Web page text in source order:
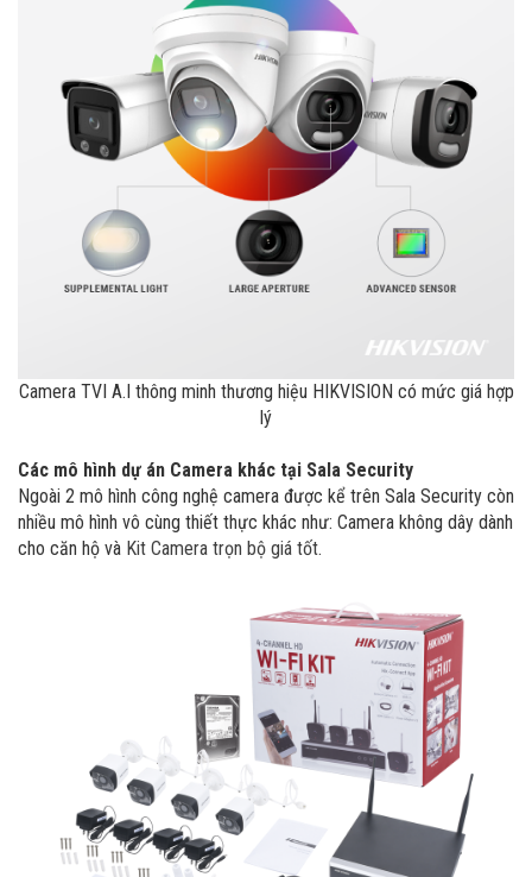
Camera TVI A.I thông minh thương hiệu HIKVISION có mức giá hợp
lý
Các mô hình dự án Camera khác tại Sala Security
Ngoài 2 mô hình công nghệ camera được kể trên Sala Security còn
nhiều mô hình vô cùng thiết thực khác như: Camera không dây dành
cho căn hộ và Kit Camera trọn bộ giá tốt.